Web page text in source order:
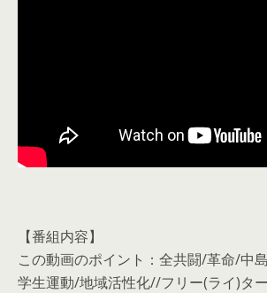
【番組内容】
この動画のポイント：全共闘/革命/中
学生運動/地域活性化//フリー(ライ)タ